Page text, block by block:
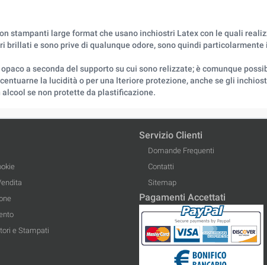
stampanti large format che usano inchiostri Latex con le quali
e sono prive di qualunque odore, sono quindi
a seconda del supporto su cui sono relizzate; è comunque
la lucidità o per una lteriore protezione, anche se gli
alcool se non protette da plastificazione.
e Stampati
Servizio Clienti
Domande Frequenti
Contatti
Sitemap
Pagamenti Accettati